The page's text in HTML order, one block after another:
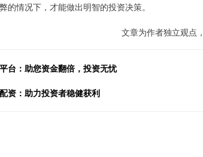
的情况下，才能做出明智的投资决策。
文章为作者独立观点
台：助您资金翻倍，投资无忧
资：助力投资者稳健获利